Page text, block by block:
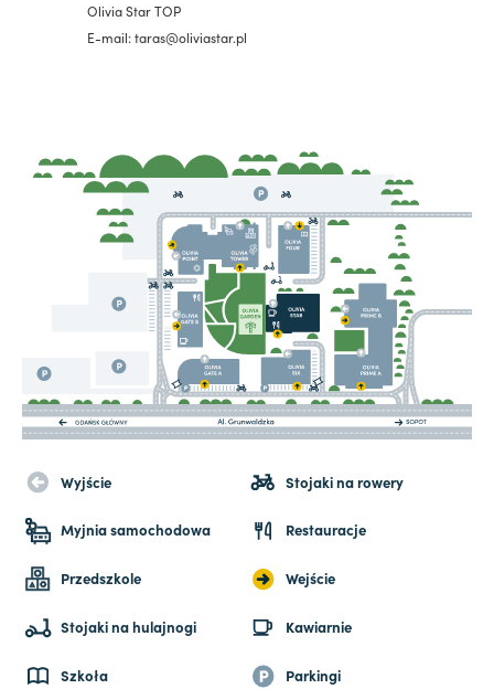
Olivia Star TOP
E-mail: taras@oliviastar.pl
Wyjście Stojaki na rowery
Myjnia samochodowa Restauracje
Przedszkole Wejście
Stojaki na hulajnogi Kawiarnie
Szkoła Parkingi